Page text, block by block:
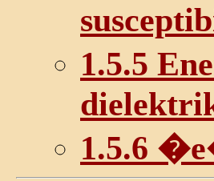
1.5.5
1.5.6